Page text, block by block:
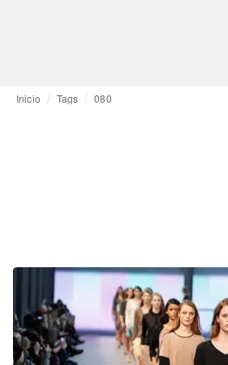
Inicio Tags 080